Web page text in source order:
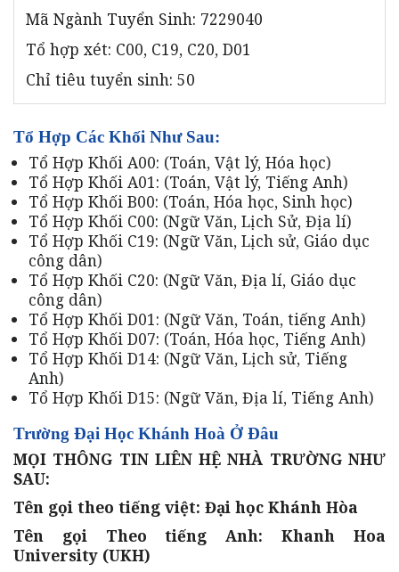
Mã Ngành Tuyển Sinh: 7229040
Tổ hợp xét: C00, C19, C20, D01
Chỉ tiêu tuyển sinh: 50
Tổ Hợp Các Khối Như Sau:
Tổ Hợp Khối A00: (Toán, Vật lý, Hóa học)
Tổ Hợp Khối A01: (Toán, Vật lý, Tiếng Anh)
Tổ Hợp Khối B00: (Toán, Hóa học, Sinh học)
Tổ Hợp Khối C00: (Ngữ Văn, Lịch Sử, Địa lí)
Tổ Hợp Khối C19: (Ngữ Văn, Lịch sử, Giáo dục
công dân)
Tổ Hợp Khối C20: (Ngữ Văn, Địa lí, Giáo dục
công dân)
Tổ Hợp Khối D01: (Ngữ Văn, Toán, tiếng Anh)
Tổ Hợp Khối D07: (Toán, Hóa học, Tiếng Anh)
Tổ Hợp Khối D14: (Ngữ Văn, Lịch sử, Tiếng
Anh)
Tổ Hợp Khối D15: (Ngữ Văn, Địa lí, Tiếng Anh)
Trường Đại Học Khánh Hoà Ở Đâu
MỌI THÔNG TIN LIÊN HỆ NHÀ TRƯỜNG NHƯ
SAU:
Tên gọi theo tiếng việt: Đại học Khánh Hòa
Tên gọi Theo tiếng Anh: Khanh Hoa
University (UKH)